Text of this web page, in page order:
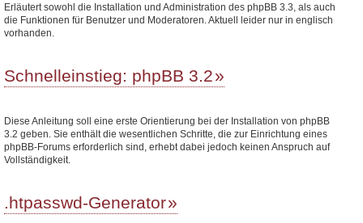
Erläutert sowohl die Installation und Administration des phpBB 3.3, als auch
die Funktionen für Benutzer und Moderatoren. Aktuell leider nur in englisch
vorhanden.
Schnelleinstieg: phpBB 3.2
Diese Anleitung soll eine erste Orientierung bei der Installation von phpBB
3.2 geben. Sie enthält die wesentlichen Schritte, die zur Einrichtung eines
phpBB-Forums erforderlich sind, erhebt dabei jedoch keinen Anspruch auf
Vollständigkeit.
.htpasswd-Generator